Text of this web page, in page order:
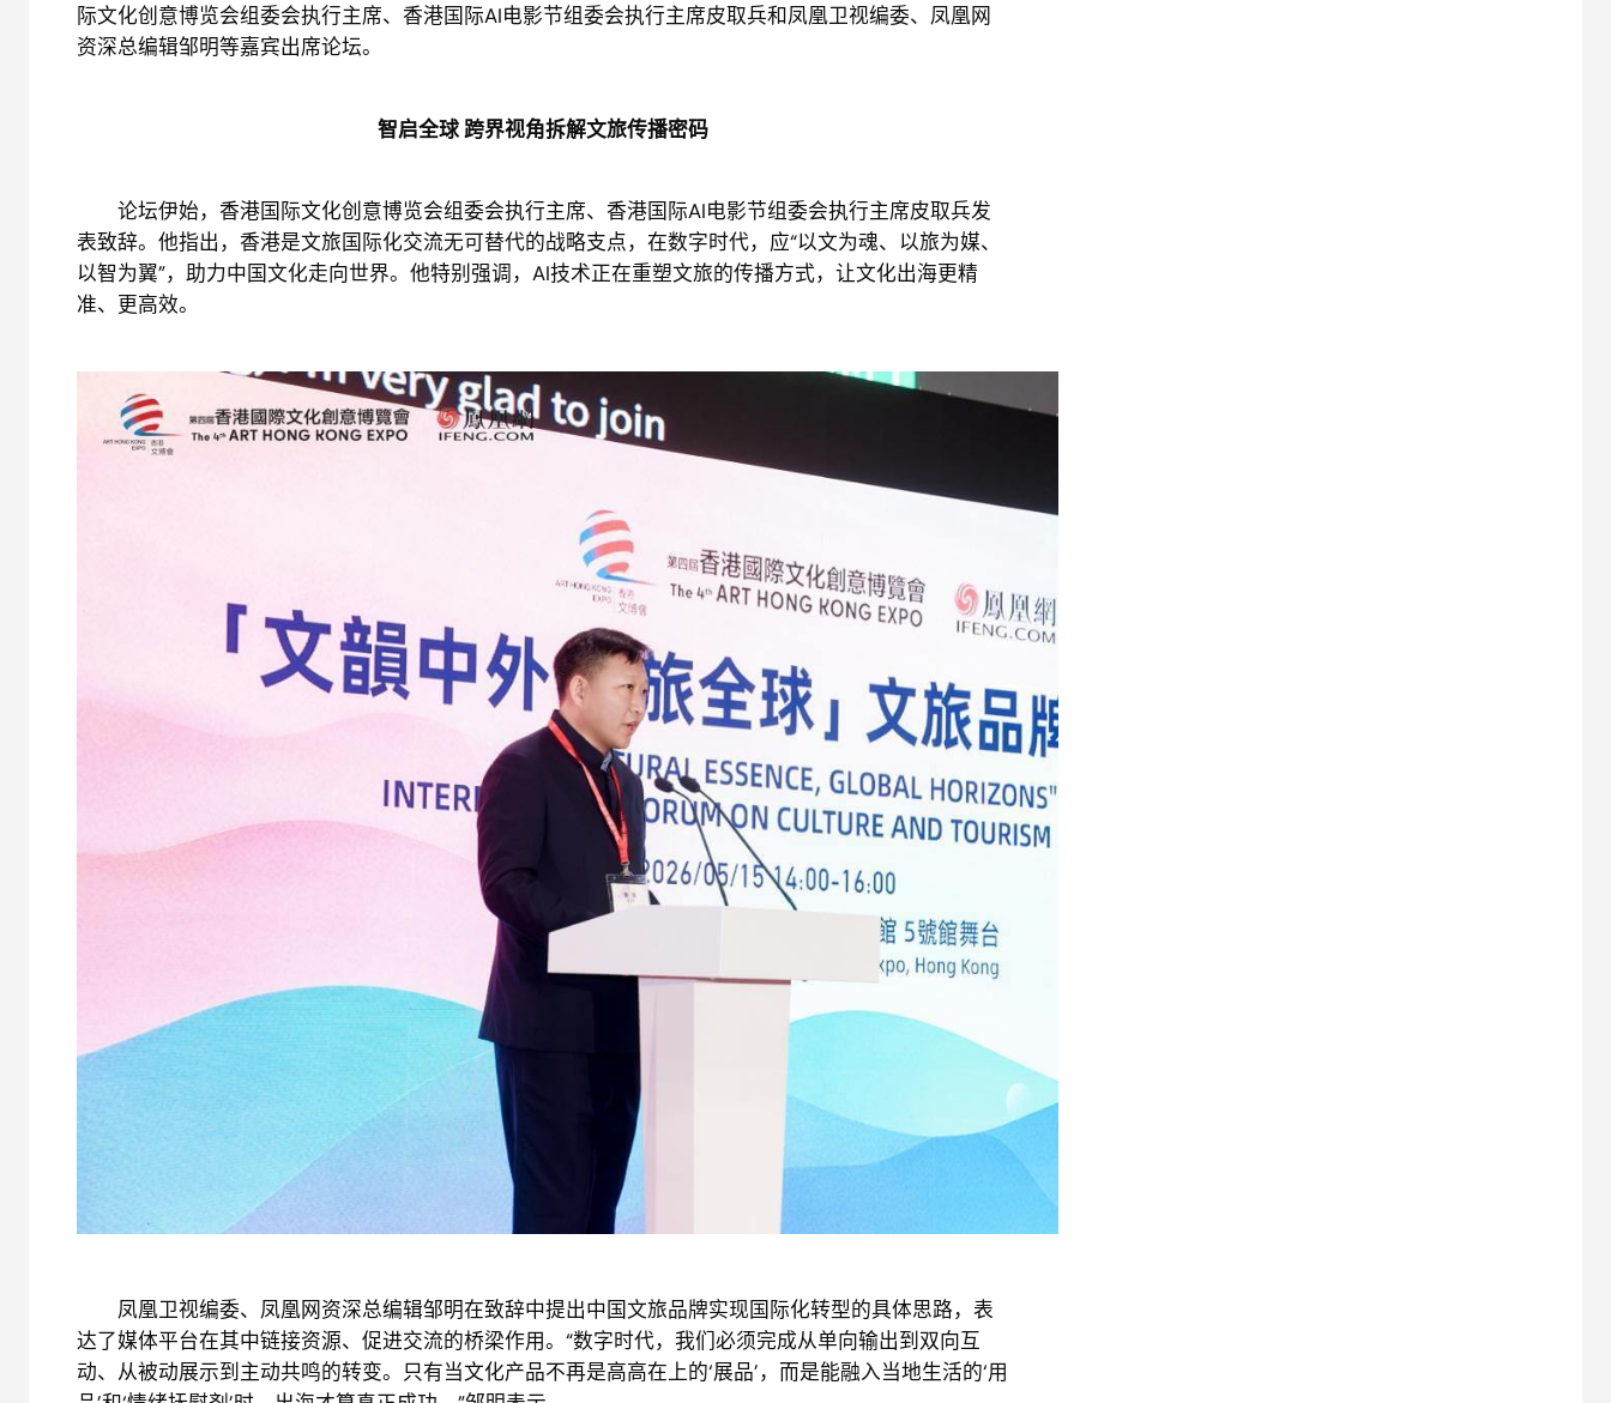
际文化创意博览会组委会执行主席、香港国际AI电影节组委会执行主席皮取兵和凤凰卫视编委、凤凰网
资深总编辑邹明等嘉宾出席论坛。
智启全球 跨界视角拆解文旅传播密码
论坛伊始，香港国际文化创意博览会组委会执行主席、香港国际AI电影节组委会执行主席皮取兵发
表致辞。他指出，香港是文旅国际化交流无可替代的战略支点，在数字时代，应“以文为魂、以旅为媒、
以智为翼”，助力中国文化走向世界。他特别强调，AI技术正在重塑文旅的传播方式，让文化出海更精
准、更高效。
凤凰卫视编委、凤凰网资深总编辑邹明在致辞中提出中国文旅品牌实现国际化转型的具体思路，表
达了媒体平台在其中链接资源、促进交流的桥梁作用。“数字时代，我们必须完成从单向输出到双向互
动、从被动展示到主动共鸣的转变。只有当文化产品不再是高高在上的‘展品’，而是能融入当地生活的‘用